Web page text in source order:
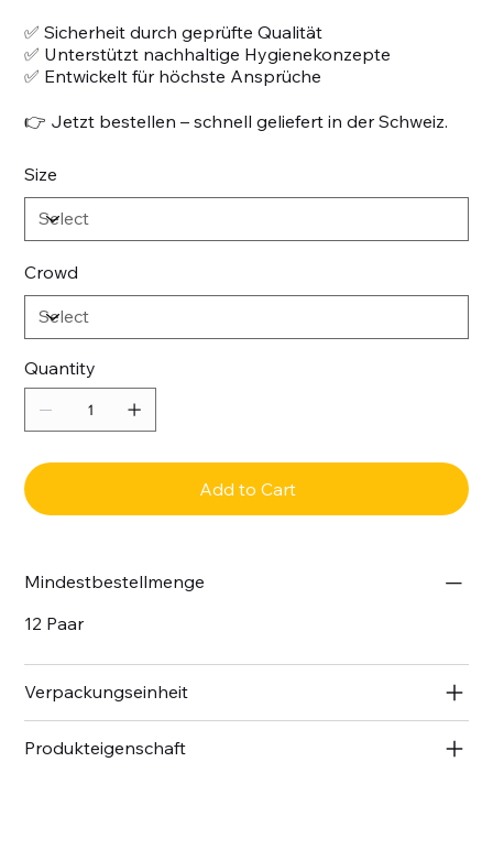
✅ Sicherheit durch geprüfte Qualität
✅ Unterstützt nachhaltige Hygienekonzepte
✅ Entwickelt für höchste Ansprüche
👉 Jetzt bestellen – schnell geliefert in der Schweiz.
Size
Crowd
Quantity
Add to Cart
Mindestbestellmenge
12 Paar
Verpackungseinheit
Produkteigenschaft